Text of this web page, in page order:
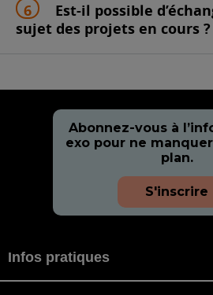
Est-il possible
sujet des projets en cours ?
Abonnez-vous à
exo pour ne
plan.
S'inscrire
Infos pratiques